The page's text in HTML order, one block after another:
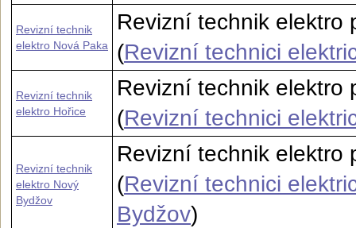
Revizní technik
elektro Nová Paka
Revizní technik elektro
(Revizní technici
Revizní technik
elektro Hořice
Revizní technik elektro
(Revizní technici
Revizní technik
elektro Nový
Bydžov
Revizní technik elektro
(Revizní technici
Bydžov)